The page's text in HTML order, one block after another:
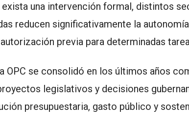
una intervención formal, distintos
reducen significativamente la
previa para determinadas
OPC se consolidó en los últimos años
legislativos y decisiones
presupuestaria, gasto público y